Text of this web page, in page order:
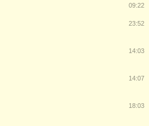
09:22
23:52
14:03
14:07
18:03